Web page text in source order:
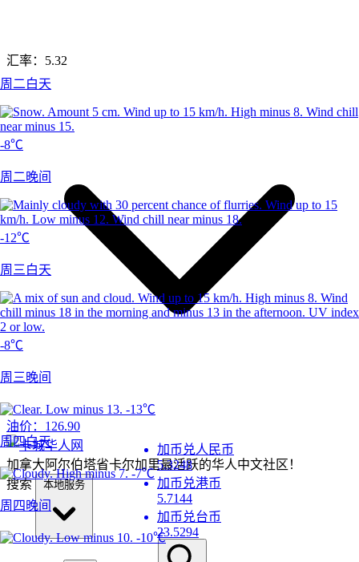
周二白天
-8℃
周二晚间
-12℃
周三白天
-8℃
周三晚间
-13℃
周四白天
-7℃
周四晚间
-10℃
汇率： 5.32
加币兑人民币
5.3248
加币兑港币
5.7144
加币兑台币
23.5294
油价： 126.90
加拿大阿尔伯塔省卡尔加里最活跃的华人中文社区！
搜索